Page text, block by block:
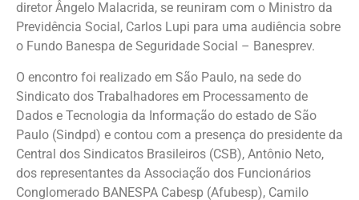
diretor Ângelo Malacrida, se reuniram com o Ministro da
Previdência Social, Carlos Lupi para uma audiência sobre
o Fundo Banespa de Seguridade Social – Banesprev.
O encontro foi realizado em São Paulo, na sede do
Sindicato dos Trabalhadores em Processamento de
Dados e Tecnologia da Informação do estado de São
Paulo (Sindpd) e contou com a presença do presidente da
Central dos Sindicatos Brasileiros (CSB), Antônio Neto,
dos representantes da Associação dos Funcionários
Conglomerado BANESPA Cabesp (Afubesp), Camilo